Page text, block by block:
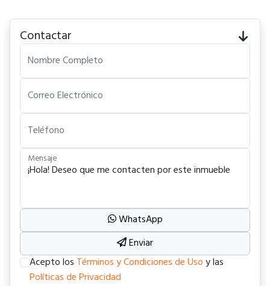
Contactar
Nombre Completo
Correo Electrónico
Teléfono
Mensaje
WhatsApp
Enviar
Acepto los Términos y Condiciones de Usoy las
Políticas de Privacidad